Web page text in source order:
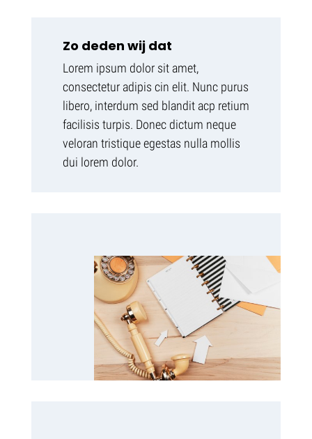
Zo deden wij dat
Lorem ipsum dolor sit amet,
consectetur adipis cin elit. Nunc purus
libero, interdum sed blandit acp retium
facilisis turpis. Donec dictum neque
veloran tristique egestas nulla mollis
dui lorem dolor.